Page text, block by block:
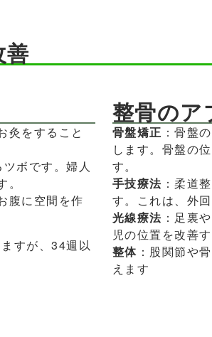
善
灸をすること
ボです。婦人
腹に空間を作
すが、34週以
整骨のア
骨盤矯正 ：骨盤
します。骨盤の
す。
手技療法 ：柔道
す。これは、外
光線療法 ：足裏
児の位置を改善
整体 ：股関節や
えます